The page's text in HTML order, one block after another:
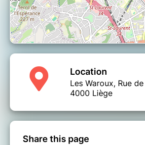
Location
Les Waroux, Rue
4000 Liège
Share this page